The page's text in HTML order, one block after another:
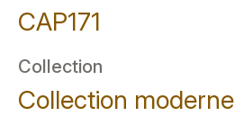
CAP171
Collection
Collection moderne